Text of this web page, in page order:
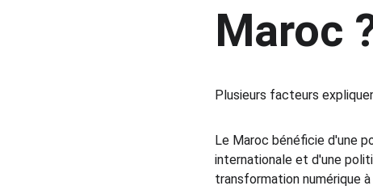
Maroc
Plusieurs facteurs
Le Maroc bénéficie d'une
internationale et d'une
transformation numérique